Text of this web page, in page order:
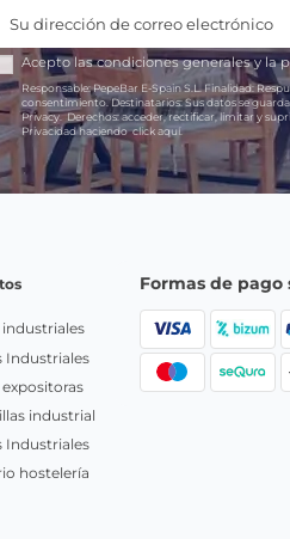
Acepto lascondiciones generalesy la
Responsable:PepeBar E-Spain S.L.Finalidad:
consentimiento.Destinatarios:Sus datos se
Privacy.Derechos:acceder, rectificar, limitar y
Privacidad haciendoclick aquí.
Industriales
industrial
Industriales
hostelería
Formas de pago